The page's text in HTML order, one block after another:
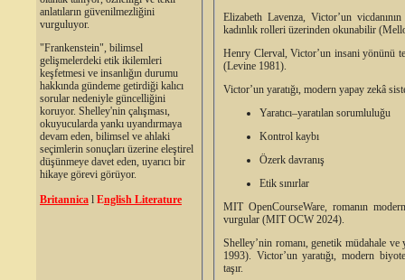
anlatıların güvenilmezliğini
vurguluyor.
"Frankenstein", bilimsel
gelişmelerdeki etik ikilemleri
keşfetmesi ve insanlığın durumu
hakkında gündeme getirdiği kalıcı
sorular nedeniyle güncelliğini
koruyor. Shelley'nin çalışması,
okuyucularda yankı uyandırmaya
devam eden, bilimsel ve ahlaki
seçimlerin sonuçları üzerine eleştirel
düşünmeye davet eden, uyarıcı bir
hikaye görevi görüyor.
Britannica l English Literature
Elizabeth Lavenza, Victor’un
kadınlık rolleri üzerinden okunabilir
Henry Clerval, Victor’un insani yönünü
(Levine 1981).
Victor’un yaratığı, modern yapay zekâ
Yaratıcı–yaratılan sorumluluğu
Kontrol kaybı
Özerk davranış
Etik sınırlar
MIT OpenCourseWare, romanın
vurgular (MIT OCW 2024).
Shelley’nin romanı, genetik müdahale
1993). Victor’un yaratığı, modern
taşır.